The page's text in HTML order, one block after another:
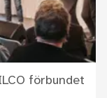
förbundet